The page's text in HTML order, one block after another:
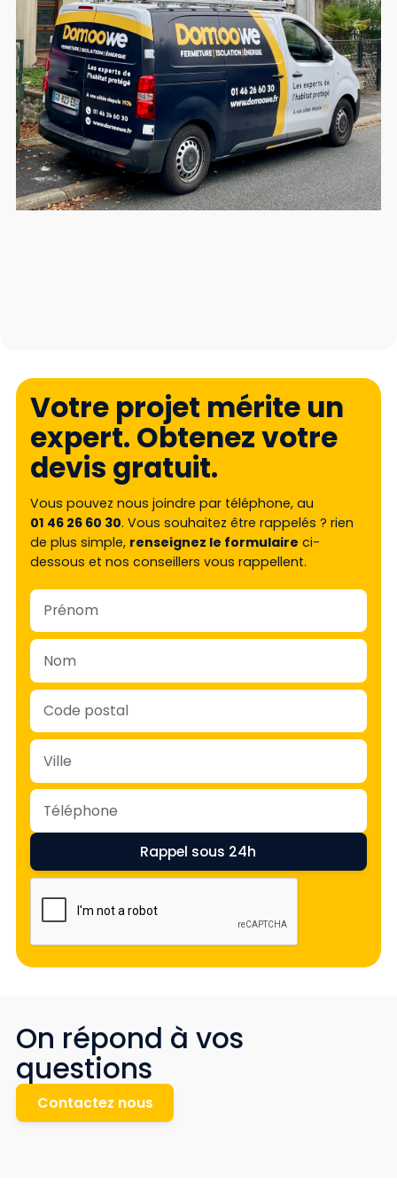
Votre projet mérite un
expert. Obtenez votre
devis gratuit.
Vous pouvez nous joindre par téléphone, au
01 46 26 60 30. Vous souhaitez être rappelés ? rien
de plus simple, renseignez le formulaire ci-
dessous et nos conseillers vous rappellent.
On répond à vos
questions
Contactez nous